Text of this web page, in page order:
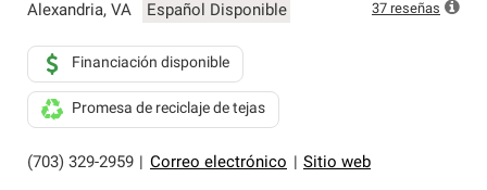
Alexandria, VA Español Disponible
(703) 329-2959 Correo electrónico Sitio web
Financiación disponible
Promesa de reciclaje de tejas
37 reseñas